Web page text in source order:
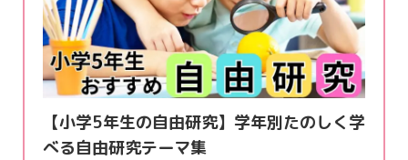
【小学5年生の自由研究】学年別たのしく学
べる自由研究テーマ集